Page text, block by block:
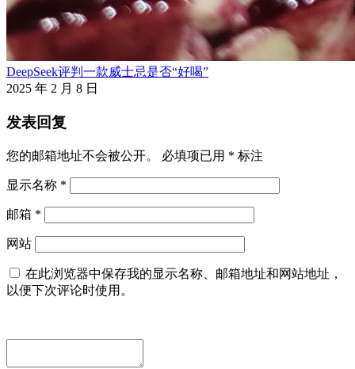
DeepSeek评判一款威士忌是否“好喝”
2025 年 2 月 8 日
发表回复
您的邮箱地址不会被公开。 必填项已用 * 标注
显示名称 *
邮箱 *
网站
在此浏览器中保存我的显示名称、邮箱地址和网站地址，
以便下次评论时使用。